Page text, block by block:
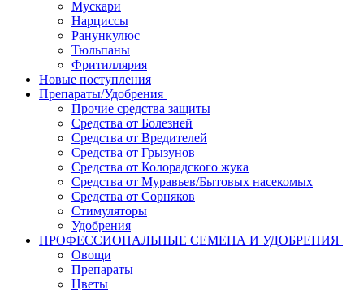
Мускари
Нарциссы
Ранункулюс
Тюльпаны
Фритиллярия
Новые поступления
Препараты/Удобрения
Прочие средства защиты
Средства от Болезней
Средства от Вредителей
Средства от Грызунов
Средства от Колорадского жука
Средства от Муравьев/Бытовых насекомых
Средства от Сорняков
Стимуляторы
Удобрения
ПРОФЕССИОНАЛЬНЫЕ СЕМЕНА И УДОБРЕНИЯ
Овощи
Препараты
Цветы